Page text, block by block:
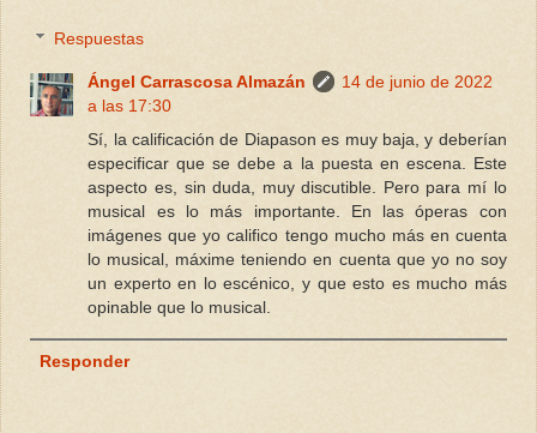
Respuestas
Ángel Carrascosa Almazán
14 de junio de 2022
a las 17:30
Sí, la calificación de Diapason es muy baja, y deberían
especificar que se debe a la puesta en escena. Este
aspecto es, sin duda, muy discutible. Pero para mí lo
musical es lo más importante. En las óperas con
imágenes que yo califico tengo mucho más en cuenta
lo musical, máxime teniendo en cuenta que yo no soy
un experto en lo escénico, y que esto es mucho más
opinable que lo musical.
Responder